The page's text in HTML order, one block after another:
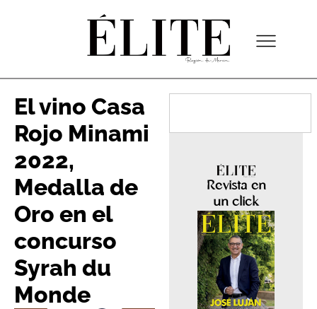
El vino Casa
Rojo Minami
2022,
Medalla de
Oro en el
concurso
Syrah du
Monde
Revista en
un click